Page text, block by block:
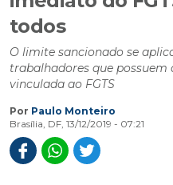
todos
O limite sancionado se
trabalhadores que possuem
vinculada ao FGTS
Por Paulo Monteiro
Brasília, DF, 13/12/2019 - 07:21